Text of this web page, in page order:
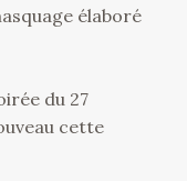
élaboré
du 27
cette